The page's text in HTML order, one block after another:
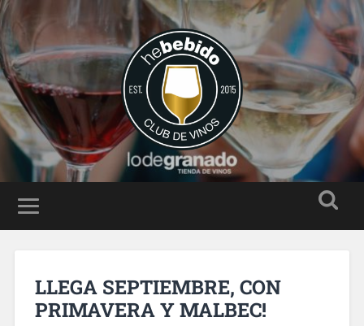
LLEGA SEPTIEMBRE, CON
PRIMAVERA Y MALBEC!